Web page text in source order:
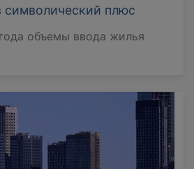
плюс
объемы ввода жилья